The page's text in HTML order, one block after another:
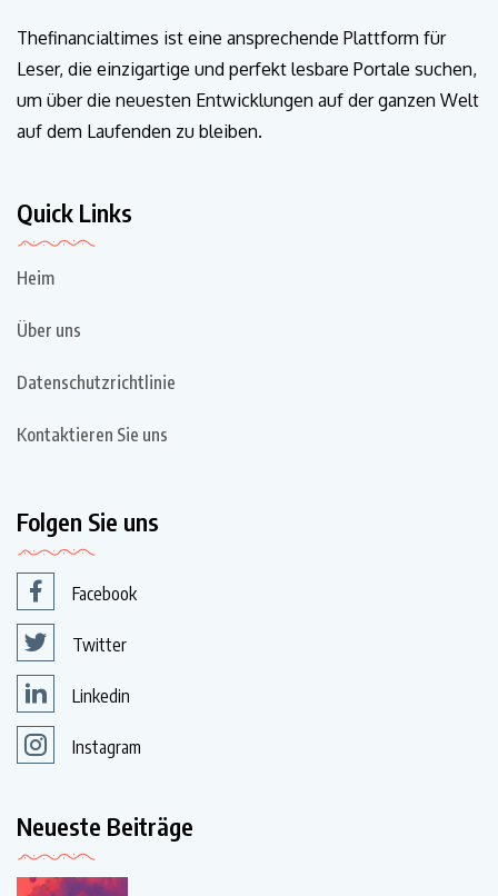
Thefinancialtimes ist eine ansprechende Plattform für
Leser, die einzigartige und perfekt lesbare Portale suchen,
um über die neuesten Entwicklungen auf der ganzen Welt
auf dem Laufenden zu bleiben.
Quick Links
Heim
Über uns
Datenschutzrichtlinie
Kontaktieren Sie uns
Folgen Sie uns
Facebook
Twitter
Linkedin
Instagram
Neueste Beiträge